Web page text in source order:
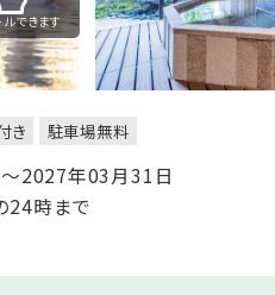
できます
き 駐車場無料
2027年03月31日
24時まで